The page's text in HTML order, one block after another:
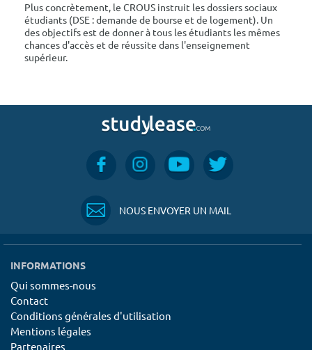
Plus concrètement, le CROUS instruit les dossiers sociaux
étudiants (DSE : demande de bourse et de logement). Un
des objectifs est de donner à tous les étudiants les mêmes
chances d'accès et de réussite dans l'enseignement
supérieur.
NOUS ENVOYER UN MAIL
INFORMATIONS
Qui sommes-nous
Contact
Conditions générales d'utilisation
Mentions légales
Partenaires